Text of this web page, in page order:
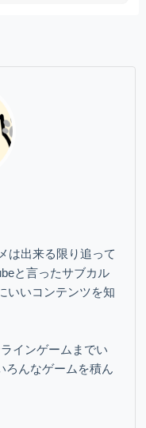
は出来る限り追って
と言ったサブカル
いいコンテンツを知
インゲームまでい
ろんなゲームを積ん